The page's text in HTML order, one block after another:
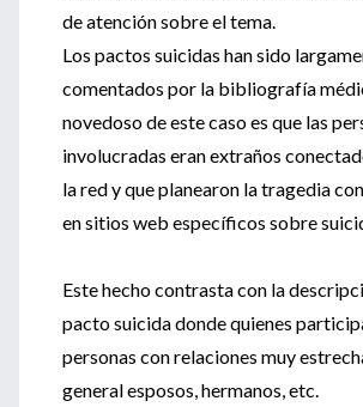
de atención sobre el tema.
Los pactos suicidas han sido
comentados por la bibliografía
novedoso de este caso es que las
involucradas eran extraños
la red y que planearon la tragedia
en sitios web específicos sobre
Este hecho contrasta con la
pacto suicida donde quienes
personas con relaciones muy
general esposos, hermanos, etc.